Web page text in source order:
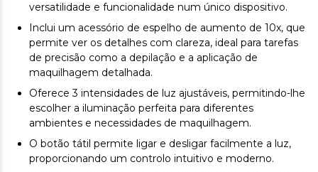
versatilidade e funcionalidade num único dispositivo.
Inclui um acessório de espelho de aumento de 10x, que
permite ver os detalhes com clareza, ideal para tarefas
de precisão como a depilação e a aplicação de
maquilhagem detalhada.
Oferece 3 intensidades de luz ajustáveis, permitindo-lhe
escolher a iluminação perfeita para diferentes
ambientes e necessidades de maquilhagem.
O botão tátil permite ligar e desligar facilmente a luz,
proporcionando um controlo intuitivo e moderno.